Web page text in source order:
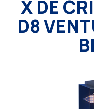
X DE
D8